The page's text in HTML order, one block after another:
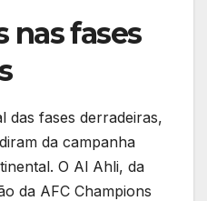
nas fases
das fases derradeiras,
da campanha
O Al Ahli, da
da AFC Champions